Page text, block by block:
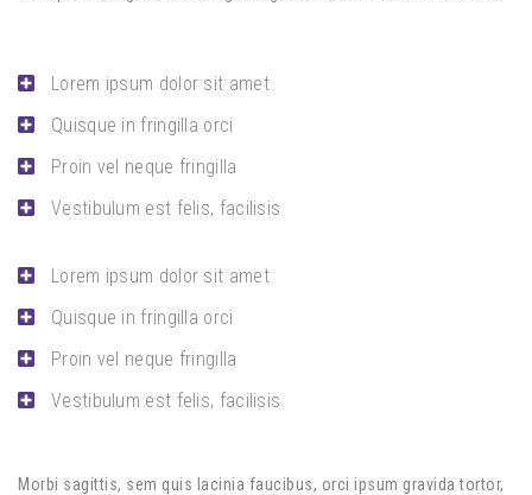
Lorem ipsum dolor sit amet
Quisque in fringilla orci
Proin vel neque fringilla
Vestibulum est felis, facilisis
Lorem ipsum dolor sit amet
Quisque in fringilla orci
Proin vel neque fringilla
Vestibulum est felis, facilisis
Morbi sagittis, sem quis lacinia faucibus, orci ipsum gravida tortor,